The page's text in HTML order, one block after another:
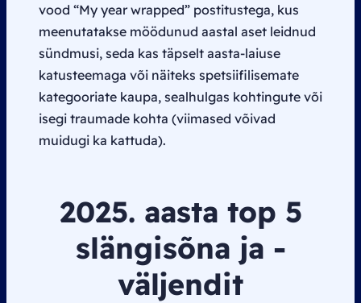
vood “My year wrapped” postitustega, kus
meenutatakse möödunud aastal aset leidnud
sündmusi, seda kas täpselt aasta-laiuse
katusteemaga või näiteks spetsiifilisemate
kategooriate kaupa, sealhulgas kohtingute või
isegi traumade kohta (viimased võivad
muidugi ka kattuda).
2025. aasta top 5
slängisõna ja -
väljendit